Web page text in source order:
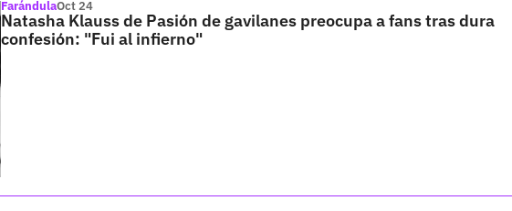
FarándulaOct 24
Natasha Klauss de Pasión de gavilanes preocupa a fans tras dura
confesión: "Fui al infierno"